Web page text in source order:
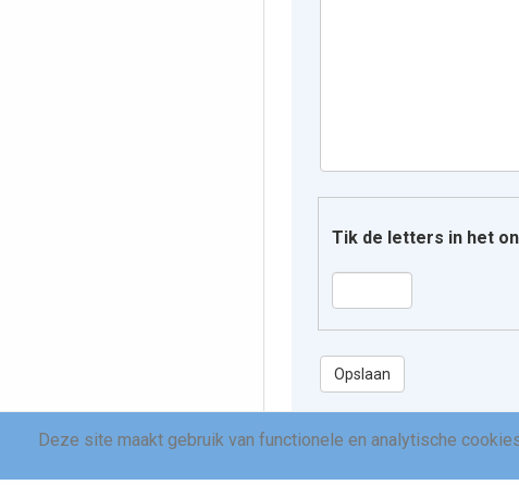
Tik de letters in het
Deze site maakt gebruik van functionele en analytische